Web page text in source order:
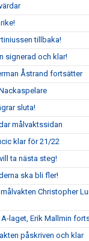
tillbaka!
signerad och klar!
Åstrand fortsätter
sluta!
målvaktssidan
klar för 21/22
ta nästa steg!
ska bli fler!
Christopher
laget, Erik Mallmin
påskriven och klar